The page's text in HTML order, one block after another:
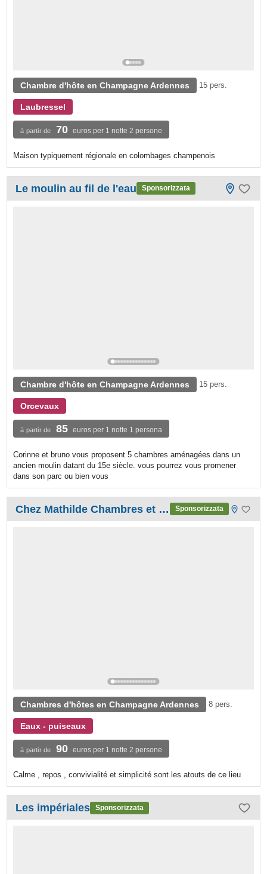
Chambre d'hôte en Champagne Ardennes 15 pers.
Laubressel
à partir de 70 euros per 1 notte 2 persone
Maison typiquement régionale en colombages champenois
Le moulin au fil de l'eau Sponsorizzata
Chambre d'hôte en Champagne Ardennes 15 pers.
Orcevaux
à partir de 85 euros per 1 notte 1 persona
Corinne et bruno vous proposent 5 chambres aménagées dans un
ancien moulin datant du 15e siècle. vous pourrez vous promener
dans son parc ou bien vous
Chez Mathilde Chambres et table d'hôtes Sponsorizzata
Chambres d'hôtes en Champagne Ardennes 8 pers.
Eaux - puiseaux
à partir de 90 euros per 1 notte 2 persone
Calme , repos , convivialité et simplicité sont les atouts de ce lieu
Les impériales Sponsorizzata